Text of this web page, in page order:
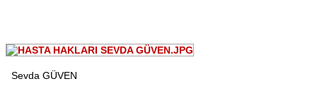
Sevda GÜVEN